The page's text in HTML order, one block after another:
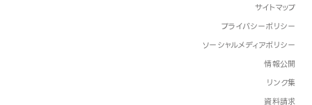
サイトマップ
プライバシーポリシー
ソーシャルメディアポリシー
情報公開
リンク集
資料請求